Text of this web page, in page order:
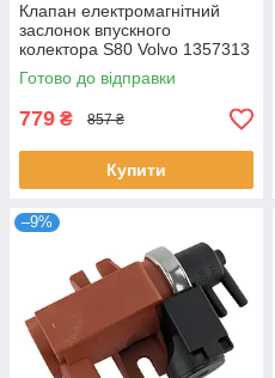
Клапан електромагнітний
заслонок впускного
колектора S80 Volvo 1357313
4M5G9J559NA
4M5G9J559NB 5243591
Готово до відправки
779 ₴ 857 ₴
Купити
–9%